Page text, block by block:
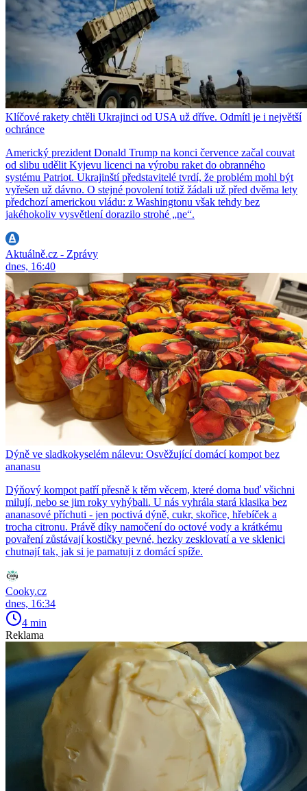
Klíčové rakety chtěli Ukrajinci od USA už dříve. Odmítl je i největší
ochránce
Americký prezident Donald Trump na konci července začal couvat
od slibu udělit Kyjevu licenci na výrobu raket do obranného
systému Patriot. Ukrajinští představitelé tvrdí, že problém mohl být
vyřešen už dávno. O stejné povolení totiž žádali už před dvěma lety
předchozí americkou vládu: z Washingtonu však tehdy bez
jakéhokoliv vysvětlení dorazilo strohé „ne“.
Aktuálně.cz - Zprávy
dnes, 16:40
Dýně ve sladkokyselém nálevu: Osvěžující domácí kompot bez
ananasu
Dýňový kompot patří přesně k těm věcem, které doma buď všichni
milují, nebo se jim roky vyhýbali. U nás vyhrála stará klasika bez
ananasové příchuti - jen poctivá dýně, cukr, skořice, hřebíček a
trocha citronu. Právě díky namočení do octové vody a krátkému
povaření zůstávají kostičky pevné, hezky zesklovatí a ve sklenici
chutnají tak, jak si je pamatuji z domácí spíže.
Cooky.cz
dnes, 16:34
4 min
Reklama